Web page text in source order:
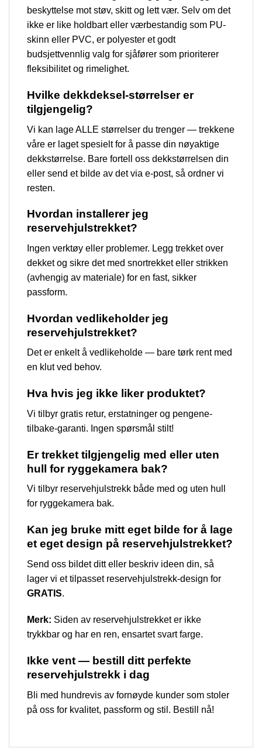
beskyttelse mot støv, skitt og lett vær. Selv om det
ikke er like holdbart eller værbestandig som PU-
skinn eller PVC, er polyester et godt
budsjettvennlig valg for sjåfører som prioriterer
fleksibilitet og rimelighet.
Hvilke dekkdeksel-størrelser er
tilgjengelig?
Vi kan lage ALLE størrelser du trenger — trekkene
våre er laget spesielt for å passe din nøyaktige
dekkstørrelse. Bare fortell oss dekkstørrelsen din
eller send et bilde av det via e-post, så ordner vi
resten.
Hvordan installerer jeg
reservehjulstrekket?
Ingen verktøy eller problemer. Legg trekket over
dekket og sikre det med snortrekket eller strikken
(avhengig av materiale) for en fast, sikker
passform.
Hvordan vedlikeholder jeg
reservehjulstrekket?
Det er enkelt å vedlikeholde — bare tørk rent med
en klut ved behov.
Hva hvis jeg ikke liker produktet?
Vi tilbyr gratis retur, erstatninger og pengene-
tilbake-garanti. Ingen spørsmål stilt!
Er trekket tilgjengelig med eller uten
hull for ryggekamera bak?
Vi tilbyr reservehjulstrekk både med og uten hull
for ryggekamera bak.
Kan jeg bruke mitt eget bilde for å lage
et eget design på reservehjulstrekket?
Send oss bildet ditt eller beskriv ideen din, så
lager vi et tilpasset reservehjulstrekk-design for
GRATIS.
Merk: Siden av reservehjulstrekket er ikke
trykkbar og har en ren, ensartet svart farge.
Ikke vent — bestill ditt perfekte
reservehjulstrekk i dag
Bli med hundrevis av fornøyde kunder som stoler
på oss for kvalitet, passform og stil. Bestill nå!